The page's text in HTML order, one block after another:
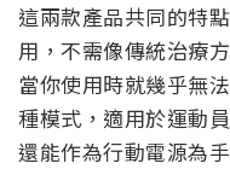
這兩款產品共同的特
用，不需像傳統治療
當你使用時就幾乎無
種模式，適用於運動
還能作為行動電源為